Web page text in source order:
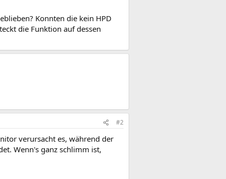
Konnten die kein HPD
die Funktion auf dessen
#2
verursacht es, während der
Wenn's ganz schlimm ist,